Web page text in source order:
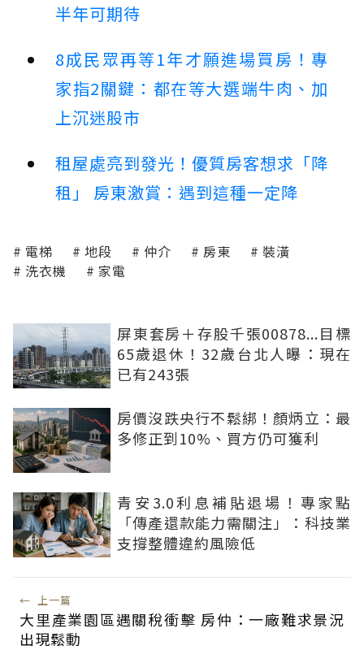
半年可期待
8成民眾再等1年才願進場買房！專
家指2關鍵：都在等大選端牛肉、加
上沉迷股市
租屋處亮到發光！優質房客想求「降
租」 房東激賞：遇到這種一定降
電梯 地段 仲介 房東
裝潢
洗衣機
家電
屏東套房＋存股千張00878...目標
65歲退休！32歲台北人曝：現在
已有243張
房價沒跌央行不鬆綁！顏炳立：最
多修正到10%、買方仍可獲利
青安3.0利息補貼退場！專家點
「傳產還款能力需關注」：科技業
支撐整體違約風險低
← 上一篇
大里產業園區遇關稅衝擊 房仲：一廠難求景況
出現鬆動